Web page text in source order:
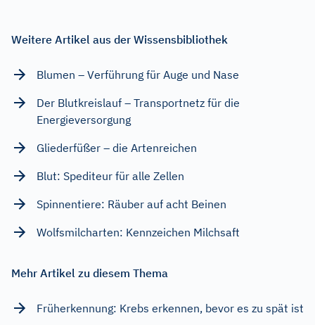
Weitere Artikel aus der Wissensbibliothek
Blumen – Verführung für Auge und Nase
Der Blutkreislauf – Transportnetz für die
Energieversorgung
Gliederfüßer – die Artenreichen
Blut: Spediteur für alle Zellen
Spinnentiere: Räuber auf acht Beinen
Wolfsmilcharten: Kennzeichen Milchsaft
Mehr Artikel zu diesem Thema
Früherkennung: Krebs erkennen, bevor es zu spät ist